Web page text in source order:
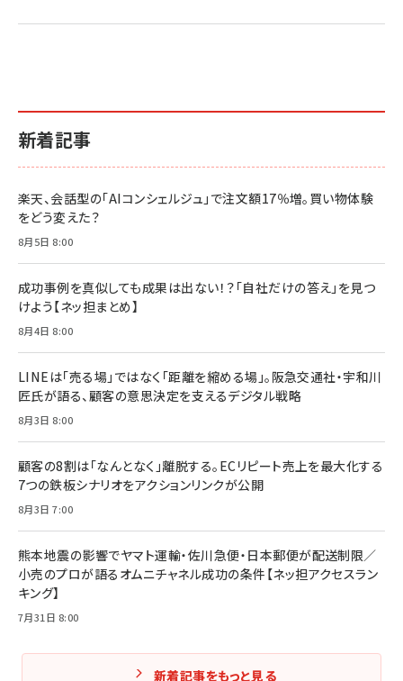
2億円を売り上げたプロが教える note×AI 最強の
小さな会社は戦略が9割
￥1,815
る時代の成長戦略
￥2,420
￥2,200
anan(アンアン)2026/07/01号 No.2501[魅せる
anan(アンアン)2026/06/24号 No.2500増刊
anan(アンアン)2026/07/08号 No.2502[2026
ママ投資家が育休中に１億貯めた株式投資
￥1,870
組織の成果を最大化する ルールのデザイン
￥1,980
Amazonランキングをもっと見る
ベインキャピタル 企業価値向上力の秘密
ルな本質」
￥2,750
新着記事
楽天、会話型の「AIコンシェルジュ」で注文額17％増。買い物体験
をどう変えた？
8月5日 8:00
成功事例を真似しても成果は出ない！？「自社だけの答え」を見つ
けよう【ネッ担まとめ】
8月4日 8:00
LINEは「売る場」ではなく「距離を縮める場」。阪急交通社・宇和川
匠氏が語る、顧客の意思決定を支えるデジタル戦略
8月3日 8:00
顧客の8割は「なんとなく」離脱する。ECリピート売上を最大化する
7つの鉄板シナリオをアクションリンクが公開
8月3日 7:00
熊本地震の影響でヤマト運輸・佐川急便・日本郵便が配送制限／
小売のプロが語るオムニチャネル成功の条件【ネッ担アクセスラン
キング】
7月31日 8:00
新着記事をもっと見る